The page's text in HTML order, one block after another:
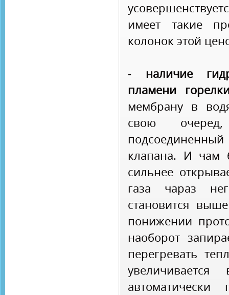
имеет такие
колонок этой
- наличие
пламени
мембрану в
свою
клапана. И чам
сильнее
газа чараз
становится
понижении
наоборот
перегревать
автоматически